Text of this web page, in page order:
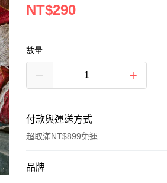
NT$290
數量
付款與運送方式
超取滿NT$899免運
付款方式
品牌